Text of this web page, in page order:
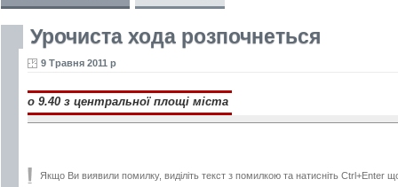
Урочиста хода розпочнеться
9 Травня 2011 р
о 9.40 з центральної площі міста
Якщо Ви виявили помилку, виділіть текст з помилкою та натисніть Ctrl+Enter